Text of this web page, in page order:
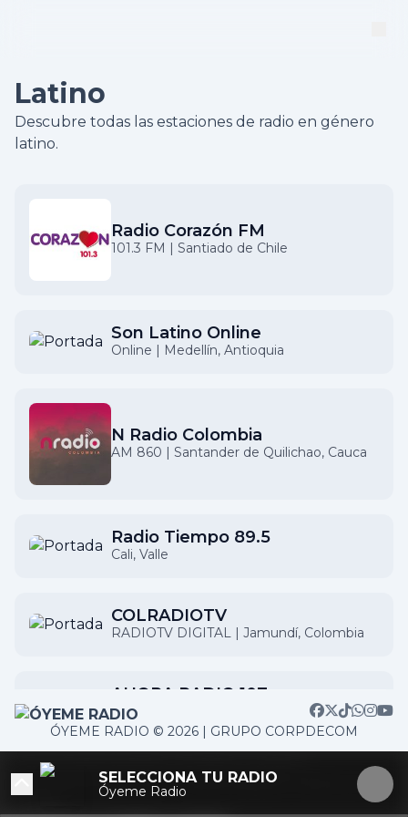
Latino
Descubre todas las estaciones de radio en género
latino.
Radio Corazón FM
101.3 FM | Santiado de Chile
Son Latino Online
Online | Medellín, Antioquia
N Radio Colombia
AM 860 | Santander de Quilichao, Cauca
Radio Tiempo 89.5
Cali, Valle
COLRADIOTV
RADIOTV DIGITAL | Jamundí, Colombia
AHORA RADIO 107
¡La vibra que te mueve!
Mixx Show Radio
Variedad Musical
ÓYEME RADIO © 2026 | GRUPO CORPDECOM
SELECCIONA TU RADIO
Óyeme Radio
/home/corpdeco/radios.colradiotv.com/wp-
content/themes/nexotuner/parts/player-aside.php on